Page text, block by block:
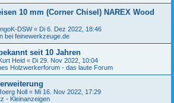
10 mm (Corner Chisel) NAREX Wood
DSW« Di 6. Dez 2022, 18:46
bei feinewerkzeuge.de
seit 10 Jahren
Heid « Di 29. Nov 2022, 10:04
Holzwerkerforum - das laute Forum
Noll « Mi 16. Nov 2022, 17:29
- Kleinanzeigen